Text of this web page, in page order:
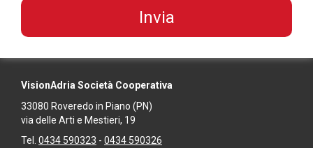
VisionAdria Società Cooperativa
33080 Roveredo in Piano (PN)
via delle Arti e Mestieri, 19
Tel. 0434 590323 - 0434 590326